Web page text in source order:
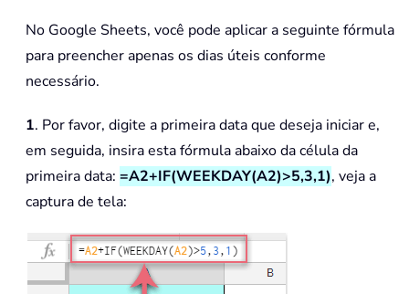
No Google Sheets, você pode aplicar a seguinte fórmula
para preencher apenas os dias úteis conforme
necessário.
1. Por favor, digite a primeira data que deseja iniciar e,
em seguida, insira esta fórmula abaixo da célula da
primeira data: =A2+IF(WEEKDAY(A2)>5,3,1), veja a
captura de tela: